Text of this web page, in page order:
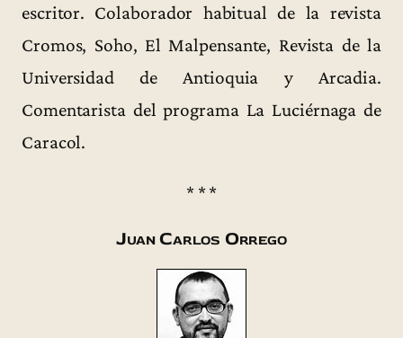
escritor. Colaborador habitual de la revista
Cromos, Soho, El Malpensante, Revista de la
Universidad de Antioquia y Arcadia.
Comentarista del programa La Luciérnaga de
Caracol.
* * *
Juan Carlos Orrego